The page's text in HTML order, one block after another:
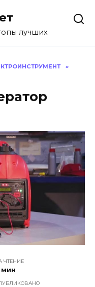
лучших
»
ЧТЕНИЕ
мин